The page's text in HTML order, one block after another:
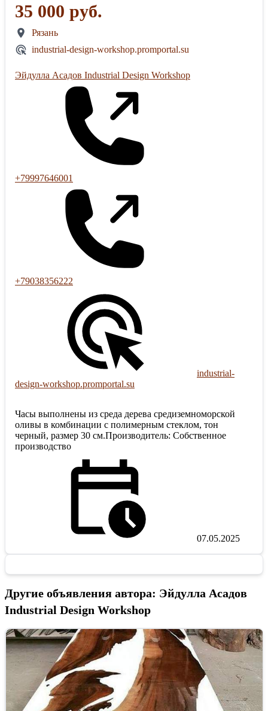
35 000 руб.
Рязань
industrial-design-workshop.promportal.su
Эйдулла Асадов Industrial Design Workshop
+79997646001
+79038356222
industrial-
design-workshop.promportal.su
Часы выполнены из среда дерева средиземноморской
оливы в комбинации с полимерным стеклом, тон
черный, размер 30 см.Производитель: Собственное
производство
07.05.2025
Другие объявления автора: Эйдулла Асадов
Industrial Design Workshop